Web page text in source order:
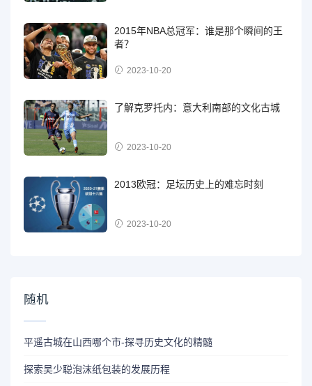
2015年NBA总冠军：谁是那个瞬间的王
者？
2023-10-20
了解克罗托内：意大利南部的文化古城
2023-10-20
2013欧冠：足坛历史上的难忘时刻
2023-10-20
随机
平遥古城在山西哪个市-探寻历史文化的精髓
探索吴少聪泡沫纸包装的发展历程